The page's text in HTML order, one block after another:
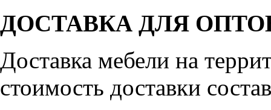
ДОСТАВКА ДЛЯ
Доставка мебели на
стоимость доставки